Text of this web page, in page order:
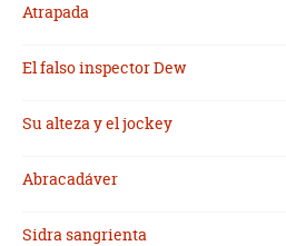
Atrapada
El falso inspector Dew
Su alteza y el jockey
Abracadáver
Sidra sangrienta